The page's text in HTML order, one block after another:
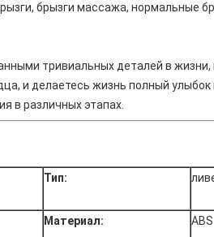
брызги массажа, нормальные
тривиальных деталей в жизни,
и делаетесь жизнь полный улыбок
в различных этапах.
Тип:
Материал: ABS